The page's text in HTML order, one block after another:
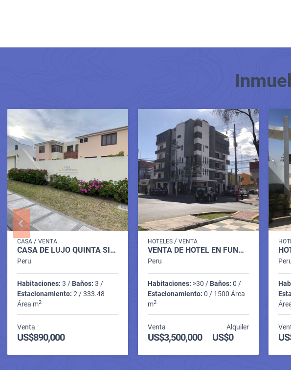
CASA / VENTA
CASA DE LUJO QUINTA SIENA
Peru
Habitaciones: 3 / Baños: 3 /
Estacionamiento: 2 / 333.48
Área m2
Venta
US$890,000
HOTELES/ VENTA
VENTA DE HOTEL EN FUNCIONAMIENTO EN YANAHUARA
Peru
Habitaciones: >30 / Baños: 0 /
Estacionamiento: 0 / 1500 Área
m2
Venta
US$3,500,000
Alquiler
US$0